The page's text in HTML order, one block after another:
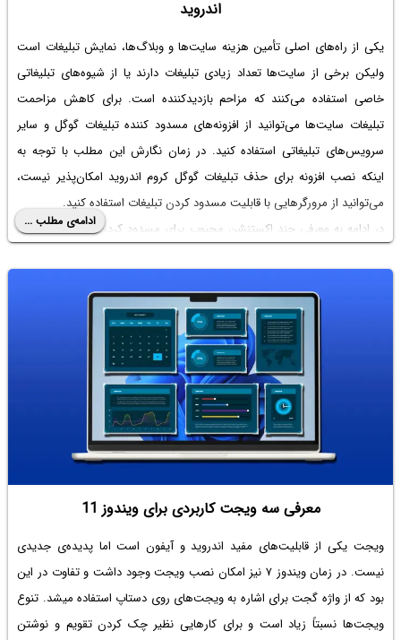
اندروید
یکی از راه‌های اصلی تأمین هزینه سایت‌ها و وبلاگ‌ها، نمایش تبلیغات است
ولیکن برخی از سایت‌ها تعداد زیادی تبلیغات دارند یا از شیوه‌های تبلیغاتی
خاصی استفاده می‌کنند که مزاحم بازدیدکننده است. برای کاهش مزاحمت
تبلیغات سایت‌ها می‌توانید از افزونه‌های مسدود کننده تبلیغات گوگلو سایر
سرویس‌های تبلیغاتی استفاده کنید. در زمان نگارش این مطلب با توجه به
اینکه نصب افزونه برای حذف تبلیغات گوگل کروم اندروید امکان‌پذیر نیست،
می‌توانید از مرورگرهایی با قابلیت مسدود کردن تبلیغات استفاده کنید.
در ادامه به معرفی چند اکستنشن محبوب برای مسدود کردن تبلیغات در گوگل
ادامه‌ی مطلب ...
معرفی سه ویجت کاربردی برای ویندوز 11
ویجت یکی از قابلیت‌های مفید اندروید و آیفون است اما پدیده‌ی جدیدی
نیست. در زمان ویندوز ۷ نیز امکان نصب ویجت وجود داشت و تفاوت در این
بود که از واژه گجت برای اشاره به ویجت‌های روی دستاپ استفاده میشد. تنوع
ویجت‌ها نسبتاً زیاد است و برای کارهایی نظیر چک کردن تقویم و نوشتن